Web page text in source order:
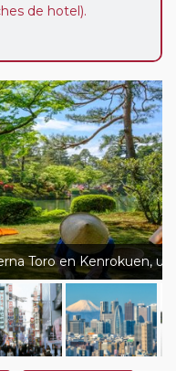
de hotel).
hayan viajado con
obtención se realiza
en "Mi viaje")
con un
Toro en Kenrokuen,